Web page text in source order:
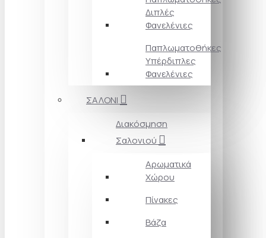
Διπλές
Φανελένιες
Παπλωματοθήκες
Υπέρδιπλες
Φανελένιες
ΣΑΛΟΝΙ
Διακόσμηση
Σαλονιού
Αρωματικά
Χώρου
Πίνακες
Βάζα